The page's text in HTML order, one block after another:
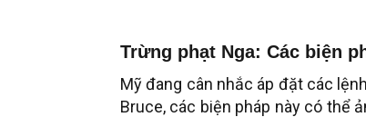
Trừng phạt Nga: Các biện
Mỹ đang cân nhắc áp đặt các
Bruce, các biện pháp này có thể